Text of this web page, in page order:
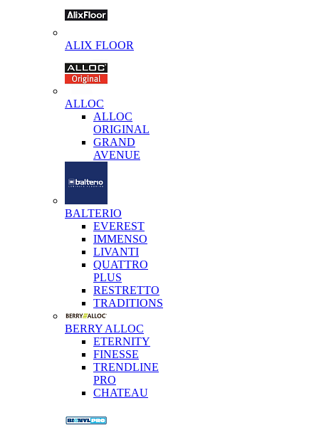
ALIX FLOOR
ALLOC
ALLOC
ORIGINAL
GRAND
AVENUE
BALTERIO
EVEREST
IMMENSO
LIVANTI
QUATTRO
PLUS
RESTRETTO
TRADITIONS
BERRY ALLOC
ETERNITY
FINESSE
TRENDLINE
PRO
CHATEAU